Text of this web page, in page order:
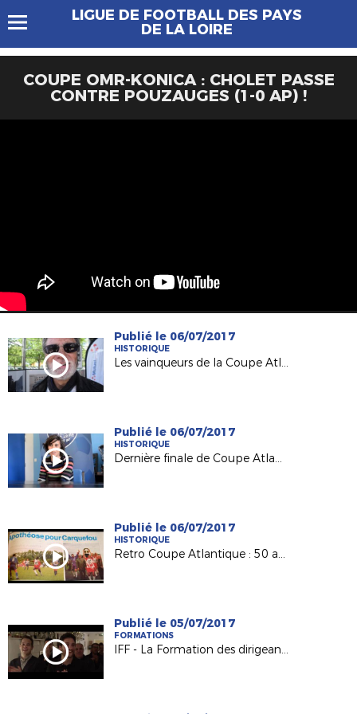
LIGUE DE FOOTBALL DES PAYS
DE LA LOIRE
COUPE OMR-KONICA : CHOLET PASSE
CONTRE POUZAUGES (1-0 AP) !
Publié le 06/07/2017
HISTORIQUE
Les vainqueurs de la Coupe Atlantique Féminine à l'honneur à Machecoul
Publié le 06/07/2017
HISTORIQUE
Dernière finale de Coupe Atlantique Féminine :
Publié le 06/07/2017
HISTORIQUE
Retro Coupe Atlantique : 50 ans d'histoire !
Publié le 05/07/2017
FORMATIONS
IFF - La Formation des dirigeants